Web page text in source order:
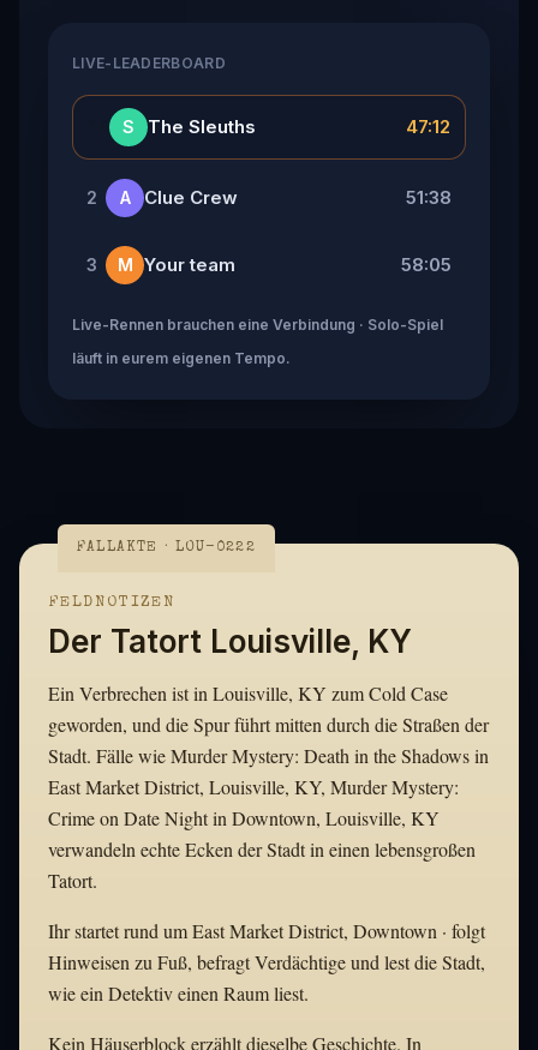
LIVE-LEADERBOARD
S The Sleuths 47:12
2 A Clue Crew 51:38
3 M Your team 58:05
Live-Rennen brauchen eine Verbindung · Solo-Spiel
läuft in eurem eigenen Tempo.
FALLAKTE · LOU-0222
FELDNOTIZEN
Der Tatort Louisville, KY
Ein Verbrechen ist in Louisville, KY zum Cold Case
geworden, und die Spur führt mitten durch die Straßen der
Stadt. Fälle wie Murder Mystery: Death in the Shadows in
East Market District, Louisville, KY, Murder Mystery:
Crime on Date Night in Downtown, Louisville, KY
verwandeln echte Ecken der Stadt in einen lebensgroßen
Tatort.
Ihr startet rund um East Market District, Downtown · folgt
Hinweisen zu Fuß, befragt Verdächtige und lest die Stadt,
wie ein Detektiv einen Raum liest.
Kein Häuserblock erzählt dieselbe Geschichte. In